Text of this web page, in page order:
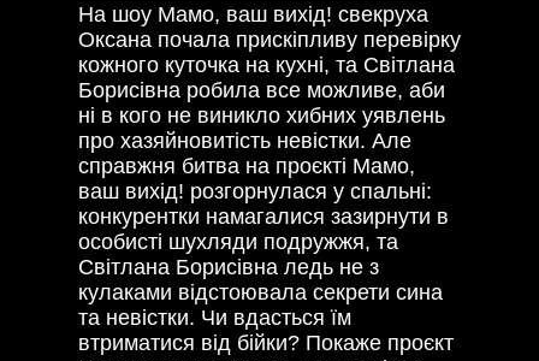
На шоу Мамо, ваш вихід! свекруха
Оксана почала прискіпливу перевірку
кожного куточка на кухні, та Світлана
Борисівна робила все можливе, аби
ні в кого не виникло хибних уявлень
про хазяйновитість невістки. Але
справжня битва на проєкті Мамо,
ваш вихід! розгорнулася у спальні:
конкурентки намагалися зазирнути в
особисті шухляди подружжя, та
Світлана Борисівна ледь не з
кулаками відстоювала секрети сина
та невістки. Чи вдасться їм
втриматися від бійки? Покаже проєкт